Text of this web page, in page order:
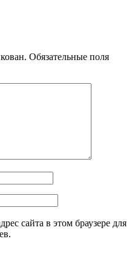
Обязательные поля
сайта в этом браузере для